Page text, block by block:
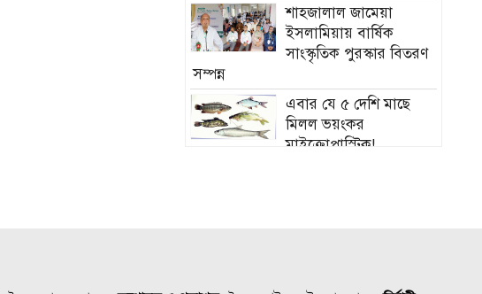
শাহজালাল জামেয়া
ইসলামিয়ায় বার্ষিক
সাংস্কৃতিক পুরস্কার বিতরণ
সম্পন্ন
এবার যে ৫ দেশি মাছে
মিলল ভয়ংকর
মাইক্রোপ্লাস্টিক!
বাংলাদেশ চা বোর্ডে বড়